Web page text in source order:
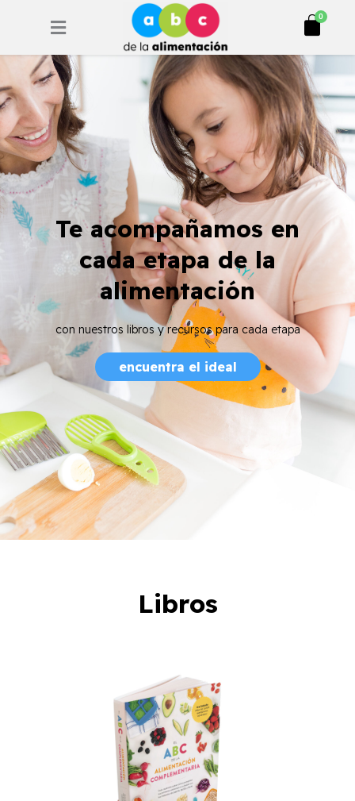
0
Cart
Te acompañamos en
cada etapa de la
alimentación
con nuestros libros y recursos para cada etapa
encuentra el ideal
Libros